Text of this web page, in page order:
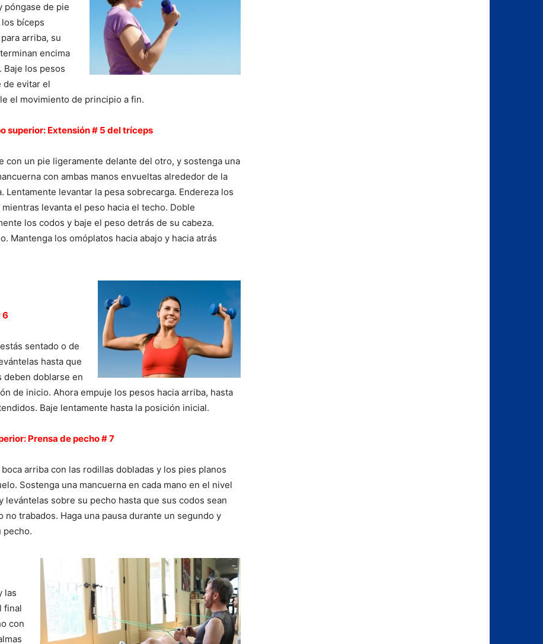
póngase de pie
bíceps
arriba, su
encima
Baje los pesos
de evitar el
el movimiento de principio a fin.
superior: Extensión # 5 del tríceps
con un pie ligeramente delante del otro, y sostenga una
con ambas manos envueltas alrededor de la
Lentamente levantar la pesa sobrecarga. Endereza los
levanta el peso hacia el techo. Doble
los codos y baje el peso detrás de su cabeza.
Mantenga los omóplatos hacia abajo y hacia atrás
6
sentado o de
hasta que
deben doblarse en
de inicio. Ahora empuje los pesos hacia arriba, hasta
Baje lentamente hasta la posición inicial.
Prensa de pecho # 7
arriba con las rodillas dobladas y los pies planos
Sostenga una mancuerna en cada mano en el nivel
levántelas sobre su pecho hasta que sus codos sean
no trabados. Haga una pausa durante un segundo y
pecho.
las
final
con